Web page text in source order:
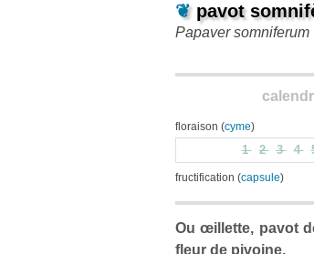
❦pavot
Papaver somniferum
floraison (cyme)
1 2 3 4
fructification (capsule)
Ou œillette, pavot
fleur de pivoine.